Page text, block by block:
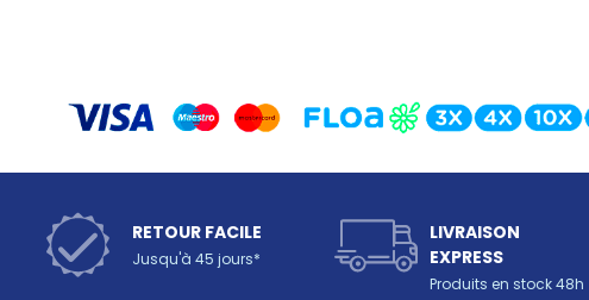
RETOUR FACILE
Jusqu'à 45 jours*
LIVRAISON
EXPRESS
Produits en stock 48h